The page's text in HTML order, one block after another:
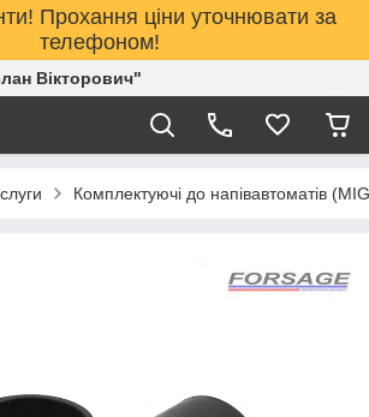
Прохання ціни уточнювати за
телефоном!
Вікторович"
Комплектуючі до напівавтоматів